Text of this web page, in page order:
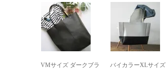
VMサイズ ダークブラ
バイカラーXLサイズ